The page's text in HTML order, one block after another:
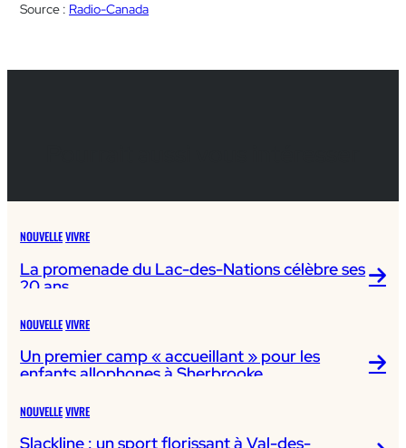
Source : Radio-Canada
NOUVELLEVIVRE
La promenade du Lac-des-Nations célèbre ses
20 ans
NOUVELLEVIVRE
Un premier camp « accueillant » pour les
enfants allophones à Sherbrooke
NOUVELLEVIVRE
Slackline : un sport florissant à Val-des-